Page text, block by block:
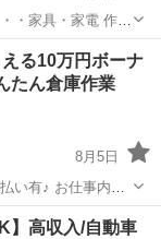
・家具・家電 作業
の方が活躍中 勤
書持参!◆ ※定年
る10万円ボーナ
たん倉庫作業
8月5日
事内容
を取
】高収入/自動車